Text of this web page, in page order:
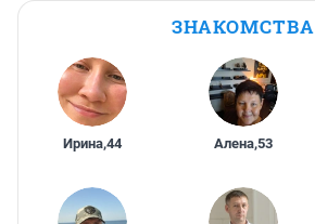
ЗНАКОМСТВА
Ирина,44 Алена,53